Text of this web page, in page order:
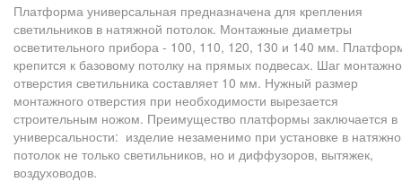
Платформа универсальная предназначена для крепления
светильников в натяжной потолок. Монтажные диаметры
осветительного прибора - 100, 110, 120, 130 и 140 мм.
крепится к базовому потолку на прямых подвесах. Шаг
отверстия светильника составляет 10 мм. Нужный размер
монтажного отверстия при необходимости вырезается
строительным ножом. Преимущество платформы заключается в
универсальности: изделие незаменимо при установке в
потолок не только светильников, но и диффузоров, вытяжек,
воздуховодов.